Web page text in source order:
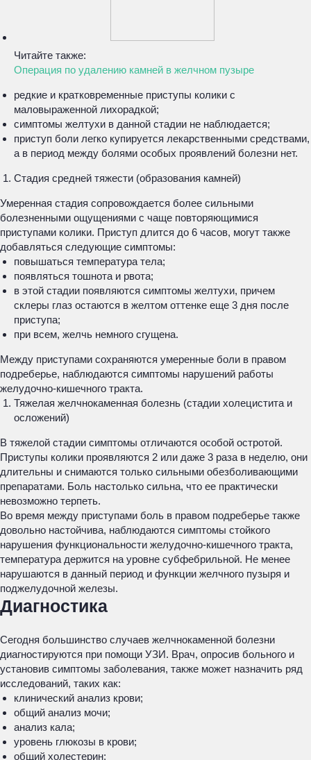
Читайте также:
Операция по удалению камней в желчном пузыре
редкие и кратковременные приступы колики с
маловыраженной лихорадкой;
симптомы желтухи в данной стадии не наблюдается;
приступ боли легко купируется лекарственными средствами,
а в период между болями особых проявлений болезни нет.
Стадия средней тяжести (образования камней)
Умеренная стадия сопровождается более сильными
болезненными ощущениями с чаще повторяющимися
приступами колики. Приступ длится до 6 часов, могут также
добавляться следующие симптомы:
повышаться температура тела;
появляться тошнота и рвота;
в этой стадии появляются симптомы желтухи, причем
склеры глаз остаются в желтом оттенке еще 3 дня после
приступа;
при всем, желчь немного сгущена.
Между приступами сохраняются умеренные боли в правом
подреберье, наблюдаются симптомы нарушений работы
желудочно-кишечного тракта.
Тяжелая желчнокаменная болезнь (стадии холецистита и
осложений)
В тяжелой стадии симптомы отличаются особой остротой.
Приступы колики проявляются 2 или даже 3 раза в неделю, они
длительны и снимаются только сильными обезболивающими
препаратами. Боль настолько сильна, что ее практически
невозможно терпеть.
Во время между приступами боль в правом подреберье также
довольно настойчива, наблюдаются симптомы стойкого
нарушения функциональности желудочно-кишечного тракта,
температура держится на уровне субфебрильной. Не менее
нарушаются в данный период и функции желчного пузыря и
поджелудочной железы.
Диагностика
Сегодня большинство случаев желчнокаменной болезни
диагностируются при помощи УЗИ. Врач, опросив больного и
установив симптомы заболевания, также может назначить ряд
исследований, таких как:
клинический анализ крови;
общий анализ мочи;
анализ кала;
уровень глюкозы в крови;
общий холестерин;